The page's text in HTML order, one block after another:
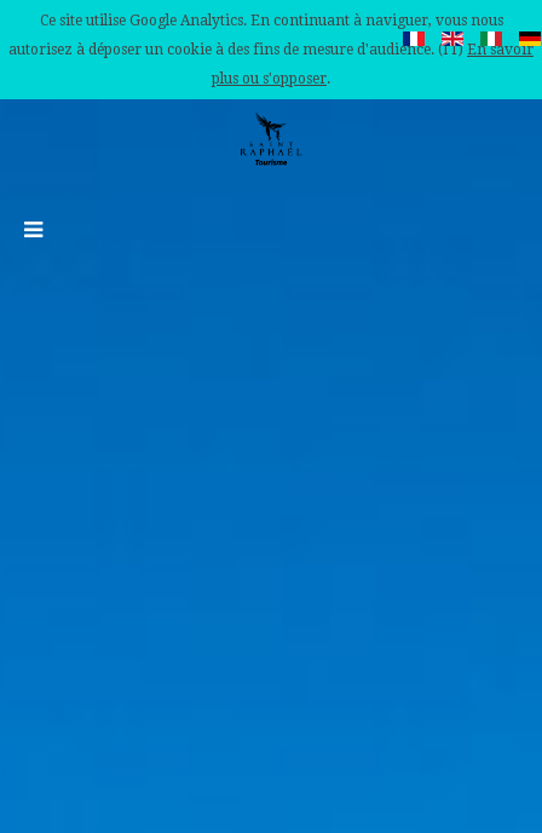
Ce site utilise Google Analytics. En continuant à naviguer, vous nous
autorisez à déposer un cookie à des fins de mesure d'audience. (IT) En savoir
plus ou s'opposer.